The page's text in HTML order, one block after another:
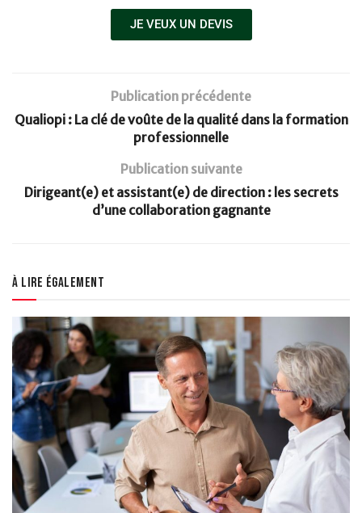
JE VEUX UN DEVIS
Publication précédente
Qualiopi : La clé de voûte de la qualité dans la formation
professionnelle
Publication suivante
Dirigeant(e) et assistant(e) de direction : les secrets
d’une collaboration gagnante
À lire également